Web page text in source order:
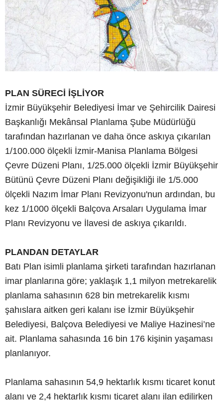
PLAN SÜRECİ İŞLİYOR
İzmir Büyükşehir Belediyesi İmar ve Şehircilik Dairesi
Başkanlığı Mekânsal Planlama Şube Müdürlüğü
tarafından hazırlanan ve daha önce askıya çıkarılan
1/100.000 ölçekli İzmir-Manisa Planlama Bölgesi
Çevre Düzeni Planı, 1/25.000 ölçekli İzmir Büyükşehir
Bütünü Çevre Düzeni Planı değişikliği ile 1/5.000
ölçekli Nazım İmar Planı Revizyonu'nun ardından, bu
kez 1/1000 ölçekli Balçova Arsaları Uygulama İmar
Planı Revizyonu ve İlavesi de askıya çıkarıldı.
PLANDAN DETAYLAR
Batı Plan isimli planlama şirketi tarafından hazırlanan
imar planlarına göre; yaklaşık 1,1 milyon metrekarelik
planlama sahasının 628 bin metrekarelik kısmı
şahıslara aitken geri kalanı ise İzmir Büyükşehir
Belediyesi, Balçova Belediyesi ve Maliye Hazinesi’ne
ait. Planlama sahasında 16 bin 176 kişinin yaşaması
planlanıyor.
Planlama sahasının 54,9 hektarlık kısmı ticaret konut
alanı ve 2,4 hektarlık kısmı ticaret alanı ilan edilirken